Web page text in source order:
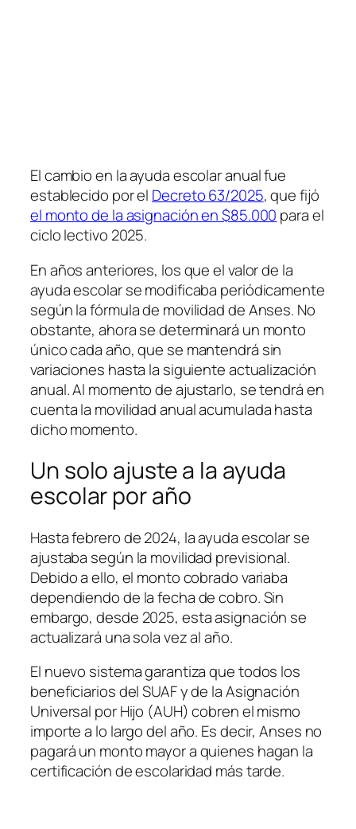
El cambio en la ayuda escolar anual fue
establecido por el Decreto 63/2025, que fijó
el monto de la asignación en $85.000 para el
ciclo lectivo 2025.
En años anteriores, los que el valor de la
ayuda escolar se modificaba periódicamente
según la fórmula de movilidad de Anses. No
obstante, ahora se determinará un monto
único cada año, que se mantendrá sin
variaciones hasta la siguiente actualización
anual. Al momento de ajustarlo, se tendrá en
cuenta la movilidad anual acumulada hasta
dicho momento.
Un solo ajuste a la ayuda
escolar por año
Hasta febrero de 2024, la ayuda escolar se
ajustaba según la movilidad previsional.
Debido a ello, el monto cobrado variaba
dependiendo de la fecha de cobro. Sin
embargo, desde 2025, esta asignación se
actualizará una sola vez al año.
El nuevo sistema garantiza que todos los
beneficiarios del SUAF y de la Asignación
Universal por Hijo (AUH) cobren el mismo
importe a lo largo del año. Es decir, Anses no
pagará un monto mayor a quienes hagan la
certificación de escolaridad más tarde.